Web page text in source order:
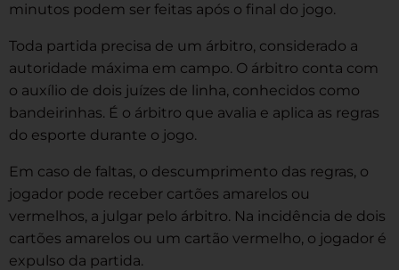
minutos podem ser feitas após o final do jogo.
Toda partida precisa de um árbitro, considerado a
autoridade máxima em campo. O árbitro conta com
o auxílio de dois juízes de linha, conhecidos como
bandeirinhas. É o árbitro que avalia e aplica as regras
do esporte durante o jogo.
Em caso de faltas, o descumprimento das regras, o
jogador pode receber cartões amarelos ou
vermelhos, a julgar pelo árbitro. Na incidência de dois
cartões amarelos ou um cartão vermelho, o jogador é
expulso da partida.